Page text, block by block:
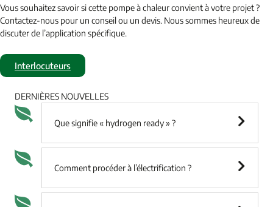
Vous souhaitez savoir si cette pompe à chaleur convient à votre projet ?
Contactez-nous pour un conseil ou un devis. Nous sommes heureux de
discuter de l’application spécifique.
Interlocuteurs
DERNIÈRES NOUVELLES
Que signifie « hydrogen ready » ?
Comment procéder à l’électrification ?